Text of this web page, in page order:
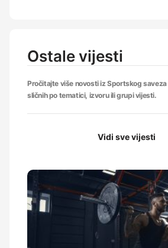
Ostale vijesti
Pročitajte više novosti iz Sportskog saveza
sličnih po tematici, izvoru ili grupi vijesti.
Vidi sve vijesti